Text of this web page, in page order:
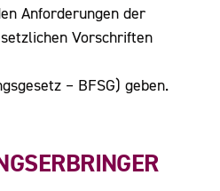
Anforderungen der
Vorschriften
– BFSG) geben.